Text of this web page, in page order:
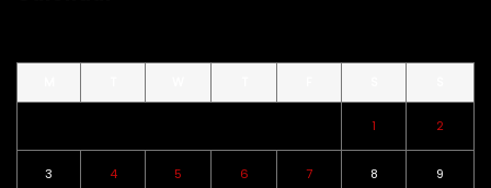
1 2
3 4 5 6 7 8 9